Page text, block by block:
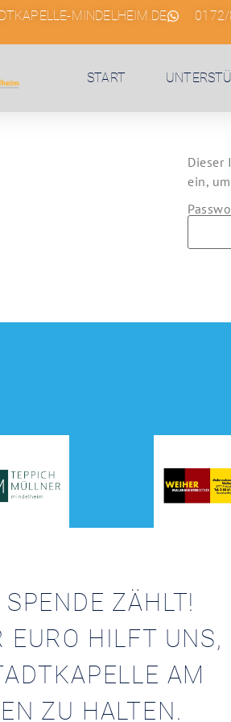
MINDELHEIM.DE
START
Dieser
ein,
SPENDE ZÄHLT!
EURO HILFT UNS,
AM
ZU HALTEN.